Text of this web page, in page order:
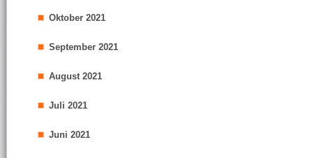
Oktober 2021
September 2021
August 2021
Juli 2021
Juni 2021